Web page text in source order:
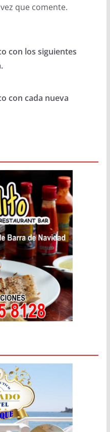
que comente.
con los siguientes
con cada nueva